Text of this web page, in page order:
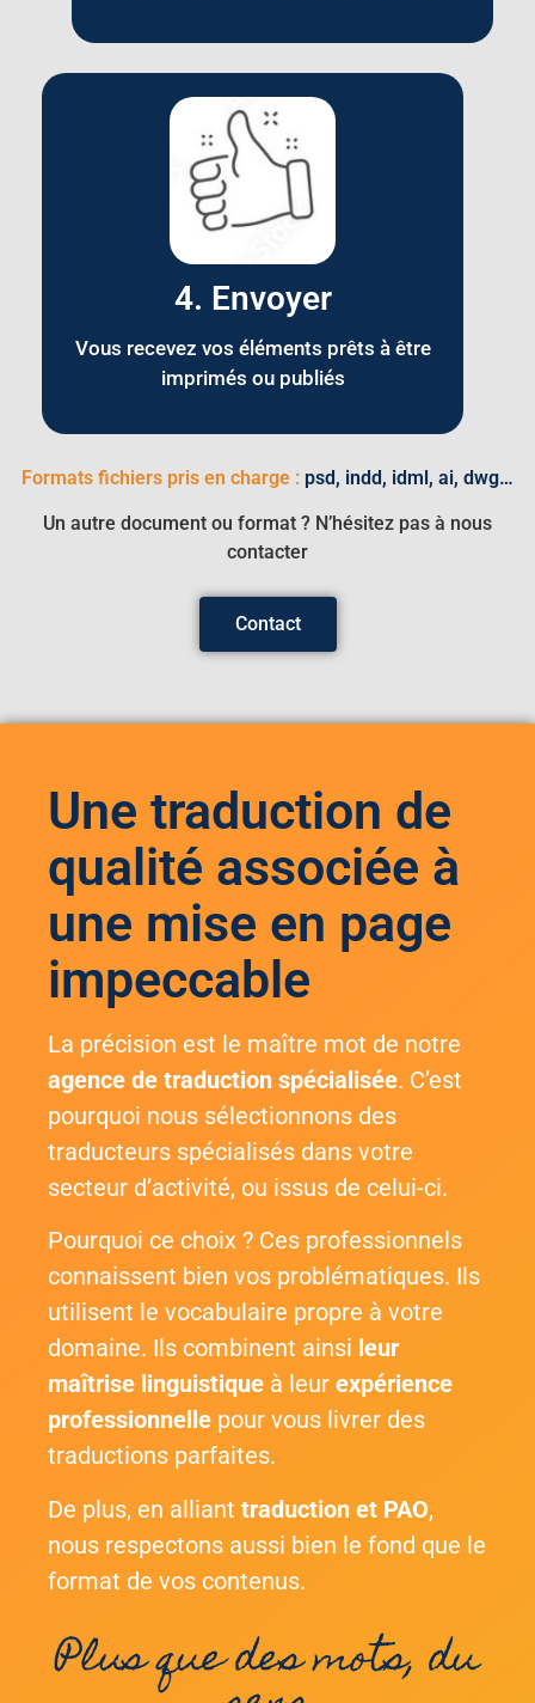
4. Envoyer
Vous recevez vos éléments prêts à être
imprimés ou publiés
Formats fichiers pris en charge : psd, indd, idml, ai, dwg…
Un autre document ou format ? N’hésitez pas à nous
contacter
Contact
Une traduction de
qualité associée à
une mise en page
impeccable
La précision est le maître mot de notre
agence de traduction spécialisée. C’est
pourquoi nous sélectionnons des
traducteurs spécialisés dans votre
secteur d’activité, ou issus de celui-ci.
Pourquoi ce choix ? Ces professionnels
connaissent bien vos problématiques. Ils
utilisent le vocabulaire propre à votre
domaine. Ils combinent ainsi leur
maîtrise linguistique à leur expérience
professionnelle pour vous livrer des
traductions parfaites.
De plus, en alliant traduction et PAO,
nous respectons aussi bien le fond que le
format de vos contenus.
Plus que des mots, du